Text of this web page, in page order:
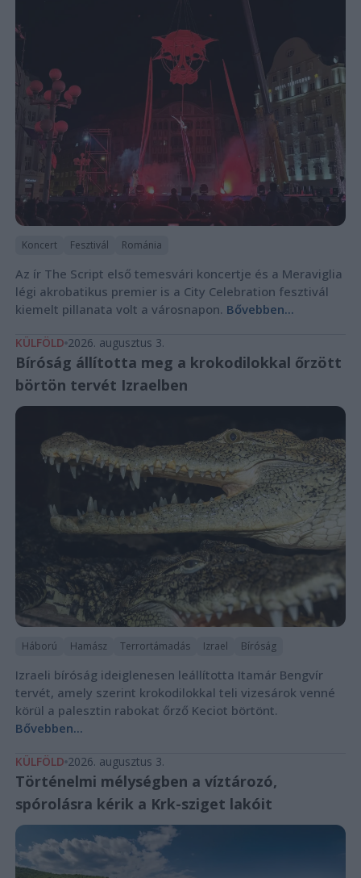
Koncert Fesztivál Románia
Az ír The Script első temesvári koncertje és a Meraviglia
légi akrobatikus premier is a City Celebration fesztivál
kiemelt pillanata volt a városnapon. Bővebben...
KÜLFÖLD 2026. augusztus 3.
Bíróság állította meg a krokodilokkal őrzött
börtön tervét Izraelben
Háború Hamász Terrortámadás Izrael Bíróság
Izraeli bíróság ideiglenesen leállította Itamár Bengvír
tervét, amely szerint krokodilokkal teli vizesárok venné
körül a palesztin rabokat őrző Keciot börtönt.
Bővebben...
KÜLFÖLD 2026. augusztus 3.
Történelmi mélységben a víztározó,
spórolásra kérik a Krk-sziget lakóit